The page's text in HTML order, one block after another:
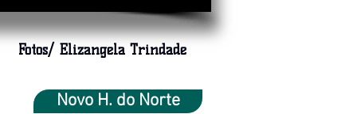
Fotos/ Elizangela Trindade
Novo H. do Norte